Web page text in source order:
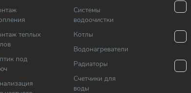
теплых
под
Системы
водоочистки
Котлы
Водонагреватели
Радиаторы
Cчетчики для
воды